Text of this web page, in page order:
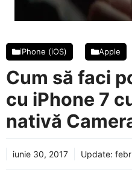
iPhone (iOS) Apple
Cum să faci
cu iPhone 7
nativă
iunie 30, 2017 Update: